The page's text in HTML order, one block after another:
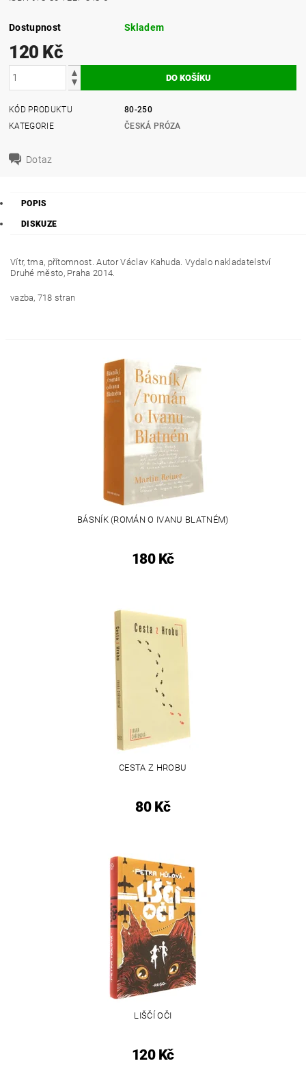
Dostupnost Skladem
120 Kč
KÓD PRODUKTU
80-250
KATEGORIE
ČESKÁ PRÓZA
Dotaz
POPIS
DISKUZE
Vítr, tma, přítomnost. Autor Václav Kahuda. Vydalo nakladatelství
Druhé město, Praha 2014.
vazba, 718 stran
BÁSNÍK (ROMÁN O IVANU BLATNÉM)
180 Kč
CESTA Z HROBU
80 Kč
LIŠČÍ OČI
120 Kč